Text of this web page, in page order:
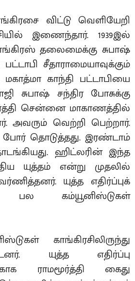
விட்டு வெளியேறி
இணைந்தார். 1939இல்
தலைமைக்கு சுபாஷ்
சீதாராமையாவுக்கும்
காந்தி பட்டாபியை
சுபாஷ் சந்திர போசுக்கு
சென்னை மாகாணத்தில்
அவரும் வெற்றி பெற்றார்.
போர் தொடுத்தது. இரண்டாம்
ஹிட்லரின் இந்த
யுத்தம் என்று முதலில்
யுத்த எதிர்ப்புக்
பல கம்யூனிஸ்டுகள்
காங்கிரசிலிருந்து
யுத்த எதிர்ப்பு
ராமமூர்த்தி கைது